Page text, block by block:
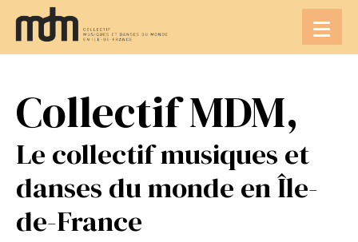
contenu
Collectif MDM,
Le collectif musiques et
danses du monde en Île-
de-France